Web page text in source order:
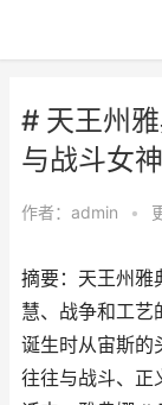
# 天王州
与战斗女神
作者： admin •
摘要：天王州雅
慧、战争和工艺
诞生时从宙斯的
往往与战斗、正